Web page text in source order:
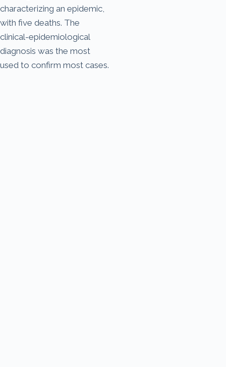
characterizing an epidemic,
with five deaths. The
clinical-epidemiological
diagnosis was the most
used to confirm most cases.